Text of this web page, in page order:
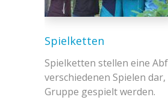
Spielketten
Spielketten stellen eine
verschiedenen Spielen
Gruppe gespielt werden.